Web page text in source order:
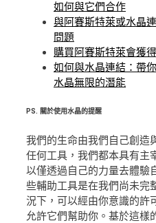
如何與它們合作
與阿賽斯特萊或水晶
問題
購買阿賽斯特萊會獲
如何與水晶連結：帶
水晶無限的潛能
PS. 關於使用水晶的提醒
我們的生命由我們自己創造
任何工具，我們都本具有主
以僅透過自己的力量去體驗
些輔助工具是在我們尚未完
況下，可以經由你意識的許
允許它們幫助你。基於這樣